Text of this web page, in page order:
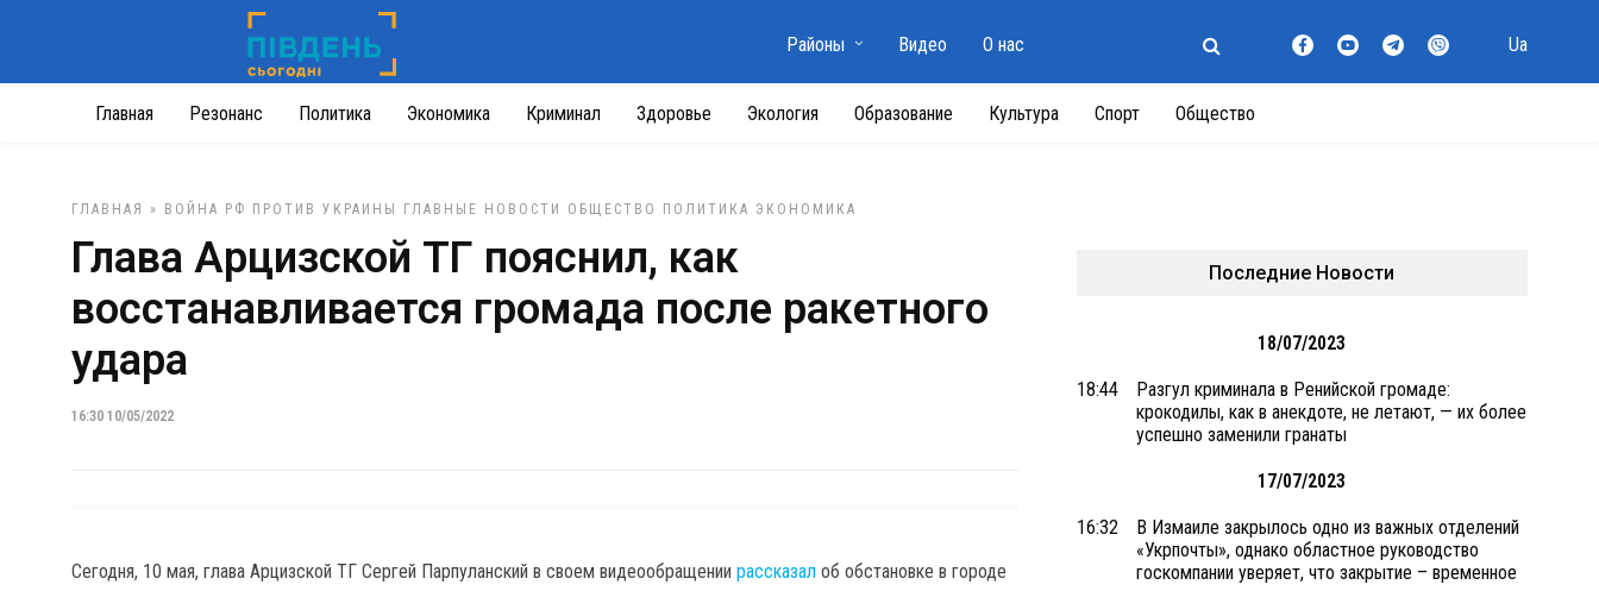
Главная Резонанс Политика Экономика Криминал Здоровье Экология Образование Культура Спорт Общество
Районы Видео О нас Ua
ГЛАВНАЯ » ВОЙНА РФ ПРОТИВ УКРАИНЫ ГЛАВНЫЕ НОВОСТИ ОБЩЕСТВО ПОЛИТИКА ЭКОНОМИКА
Глава Арцизской ТГ пояснил, как
восстанавливается громада после ракетного
удара
16:30 10/05/2022
Сегодня, 10 мая, глава Арцизской ТГ Сергей Парпуланский в своем видеообращении рассказал об обстановке в городе
Последние Новости
18/07/2023
18:44
Разгул криминала в Ренийской громаде:
крокодилы, как в анекдоте, не летают, — их более
успешно заменили гранаты
17/07/2023
16:32
В Измаиле закрылось одно из важных отделений
«Укрпочты», однако областное руководство
госкомпании уверяет, что закрытие – временное